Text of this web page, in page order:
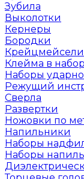
Зубила
Выколотки
Кернеры
Бородки
Крейцмейсели
Клейма в
Наборы
Режущий
Сверла
Развертки
Ножовки по
Напильники
Наборы
Наборы